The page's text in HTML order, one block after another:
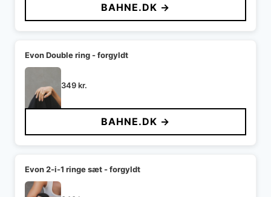
BAHNE.DK →
Evon Double ring - forgyldt
349kr.
BAHNE.DK →
Evon 2-i-1 ringe sæt - forgyldt